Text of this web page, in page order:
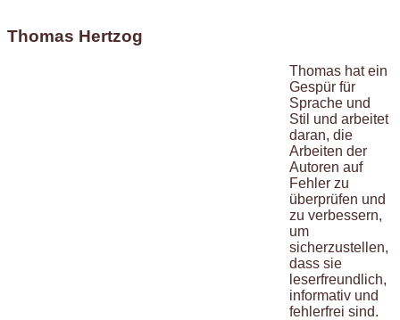
Thomas Hertzog
Thomas hat ein
Gespür für
Sprache und
Stil und arbeitet
daran, die
Arbeiten der
Autoren auf
Fehler zu
überprüfen und
zu verbessern,
um
sicherzustellen,
dass sie
leserfreundlich,
informativ und
fehlerfrei sind.